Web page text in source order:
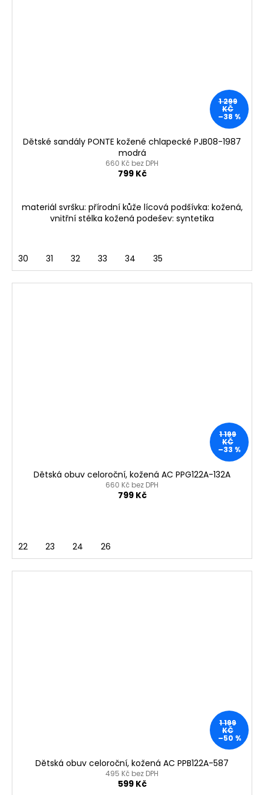
1 299
KČ
–38 %
Dětské sandály PONTE kožené chlapecké PJB08-1987
modrá
660 Kč bez DPH
799 Kč
materiál svršku: přírodní kůže lícová podšívka: kožená,
vnitřní stélka kožená podešev: syntetika
30 31 32 33 34 35
1 199
KČ
–33 %
Dětská obuv celoroční, kožená AC PPG122A-132A
660 Kč bez DPH
799 Kč
22 23 24 26
1 199
KČ
–50 %
Dětská obuv celoroční, kožená AC PPB122A-587
495 Kč bez DPH
599 Kč